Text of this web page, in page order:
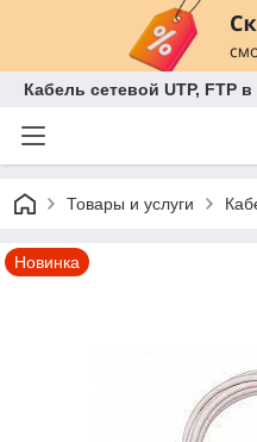
Кабель сетевой UTP, FTP
Товары и услуги
Новинка